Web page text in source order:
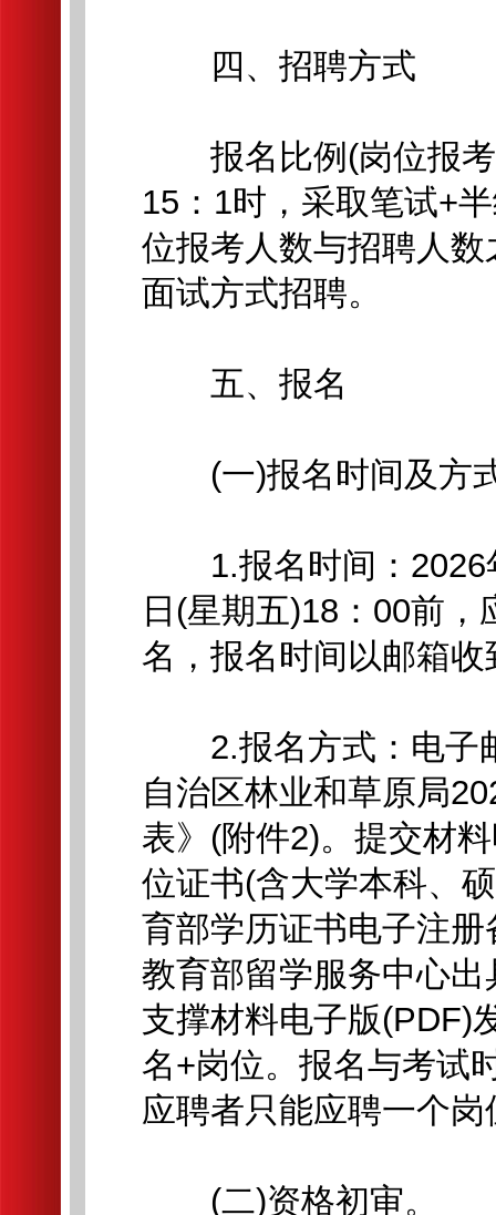
四、招聘方式
报名比例(岗位报考
15：1时，采取笔试+
位报考人数与招聘人
面试方式招聘。
五、报名
(一)报名时间及方
1.报名时间：2026
日(星期五)18：00前
名，报名时间以邮箱
2.报名方式：电子
自治区林业和草原局
表》(附件2)。提交材
位证书(含大学本科、
育部学历证书电子注
教育部留学服务中心
支撑材料电子版(PDF)
名+岗位。报名与考试
应聘者只能应聘一个岗
(二)资格初审。